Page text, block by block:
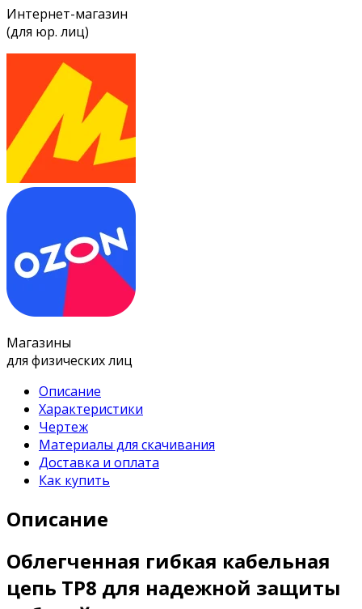
Интернет-магазин
(для юр. лиц)
Магазины
для физических лиц
Описание
Характеристики
Чертеж
Материалы для скачивания
Доставка и оплата
Как купить
Описание
Облегченная гибкая кабельная
цепь TP8 для надежной защиты